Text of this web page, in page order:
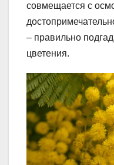
совмещается с
– правильно
цветения.